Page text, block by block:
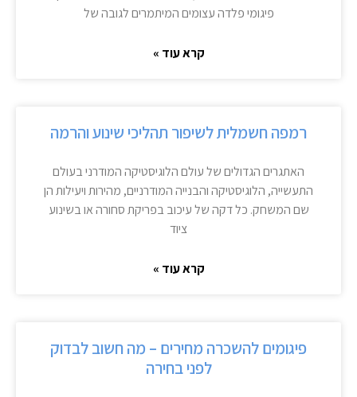
פיגומי פלדה עצומים המיתמרים לגובה של
קרא עוד »
רמפה חשמלית לשיפור תהליכי שינוע והרמה
האתגרים הגדולים של עולם הלוגיסטיקה המודרני בעולם
התעשייה, הלוגיסטיקה והבנייה המודרניים, מהירות ויעילות הן
שם המשחק. כל דקה של עיכוב בפריקת סחורה או בשינוע
ציוד
קרא עוד »
פיגומים להשכרה מחירים – מה חשוב לבדוק
לפני בחירה